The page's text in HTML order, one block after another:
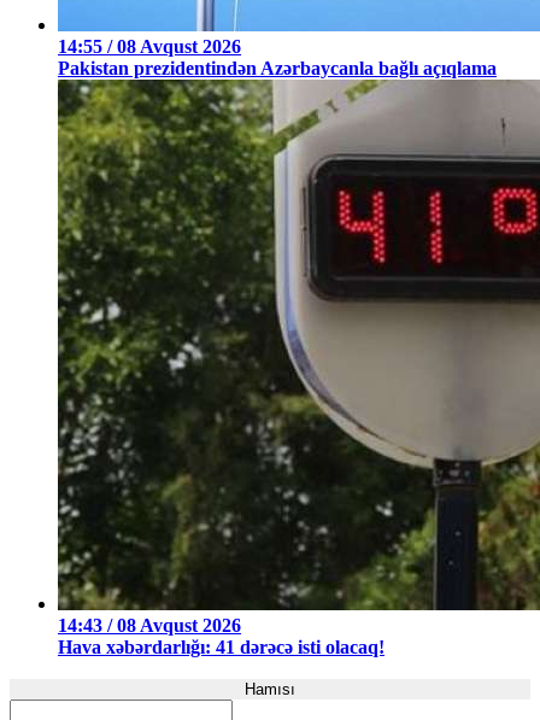
14:55 / 08 Avqust 2026
Pakistan prezidentindən Azərbaycanla bağlı açıqlama
14:43 / 08 Avqust 2026
Hava xəbərdarlığı: 41 dərəcə isti olacaq!
Hamısı